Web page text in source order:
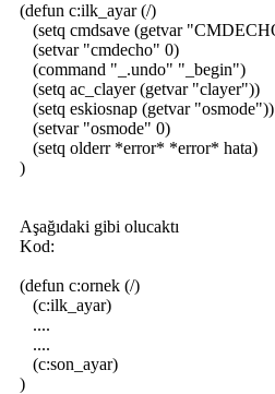
(defun c:ilk_ayar (/)
(setq cmdsave (getvar
(setvar "cmdecho" 0)
(command "_.undo" "_begin")
(setq ac_clayer (getvar "clayer"))
(setq eskiosnap (getvar "osmode"))
(setvar "osmode" 0)
(setq olderr *error* *error* hata)
)
Aşağıdaki gibi olucaktı
Kod:
(defun c:ornek (/)
(c:ilk_ayar)
....
....
(c:son_ayar)
)